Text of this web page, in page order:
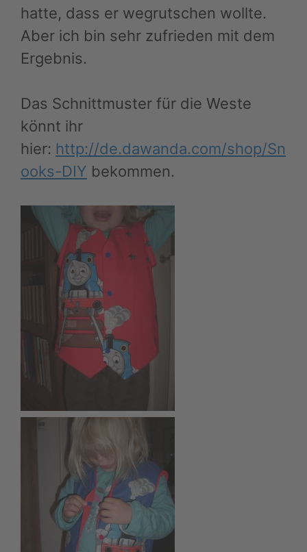
hatte, dass er wegrutschen wollte.
Aber ich bin sehr zufrieden mit dem
Ergebnis.
Das Schnittmuster für die Weste
könnt ihr
hier: http://de.dawanda.com/shop/Sn
ooks-DIY bekommen.